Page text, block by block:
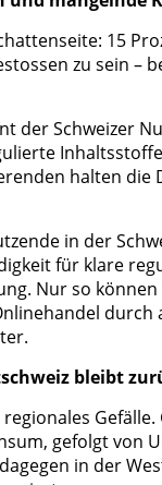
15
zu sein –
der Schweizer
halten die
in der
für klare
Nur so
bleibt
regionales
gefolgt von
in der